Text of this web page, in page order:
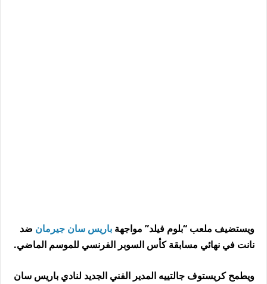
ويستضيف ملعب “بلوم فيلد” مواجهة باريس سان جيرمان ضد
نانت في نهائي مسابقة كأس السوبر الفرنسي للموسم الماضي.
ويطمح كريستوف جالتييه المدير الفني الجديد لنادي باريس سان